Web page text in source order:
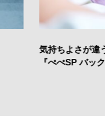
気持ちよさが違
『ぺぺSP バッ